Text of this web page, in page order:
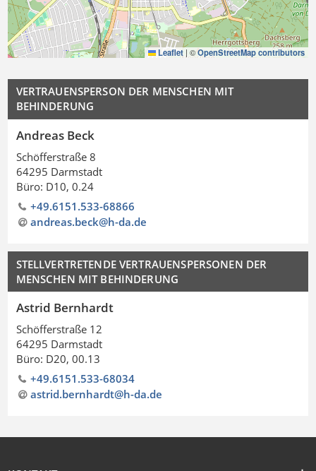
Leaflet | ©OpenStreetMap contributors
VERTRAUENSPERSON DER MENSCHEN MIT
BEHINDERUNG
Andreas Beck
Schöfferstraße 8
64295 Darmstadt
Büro: D10, 0.24
+49.6151.533-68866
andreas.beck@h-da.de
STELLVERTRETENDE VERTRAUENSPERSONEN DER
MENSCHEN MIT BEHINDERUNG
Astrid Bernhardt
Schöfferstraße 12
64295 Darmstadt
Büro: D20, 00.13
+49.6151.533-68034
astrid.bernhardt@h-da.de